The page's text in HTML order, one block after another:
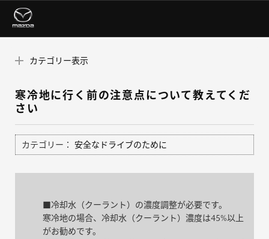
カテゴリー表示
寒冷地に行く前の注意点について教えてくだ
さい
カテゴリー： 安全なドライブのために
■冷却水（クーラント）の濃度調整が必要です。
寒冷地の場合、冷却水（クーラント）濃度は45%以上
がお勧めです。